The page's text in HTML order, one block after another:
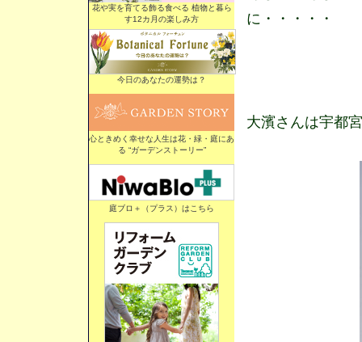
に・・・・
大濱さんは宇都
花や実を育てる飾る食べる 植物と暮ら
す12カ月の楽しみ方
今日のあなたの運勢は？
心ときめく幸せな人生は花・緑・庭にあ
る “ガーデンストーリー”
庭ブロ＋（プラス）はこちら